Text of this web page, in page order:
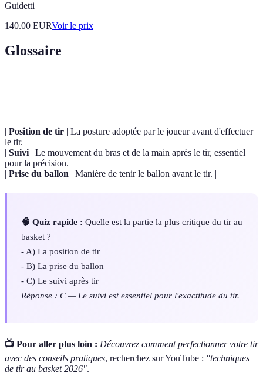
Guidetti
140.00 EURVoir le prix
Glossaire
| Position de tir | La posture adoptée par le joueur avant d'effectuer
le tir.
| Suivi | Le mouvement du bras et de la main après le tir, essentiel
pour la précision.
| Prise du ballon | Manière de tenir le ballon avant le tir. |
🧠 Quiz rapide : Quelle est la partie la plus critique du tir au
basket ?
- A) La position de tir
- B) La prise du ballon
- C) Le suivi après tir
Réponse : C — Le suivi est essentiel pour l'exactitude du tir.
📺 Pour aller plus loin : Découvrez comment perfectionner votre tir
avec des conseils pratiques, recherchez sur YouTube : "techniques
de tir au basket 2026".